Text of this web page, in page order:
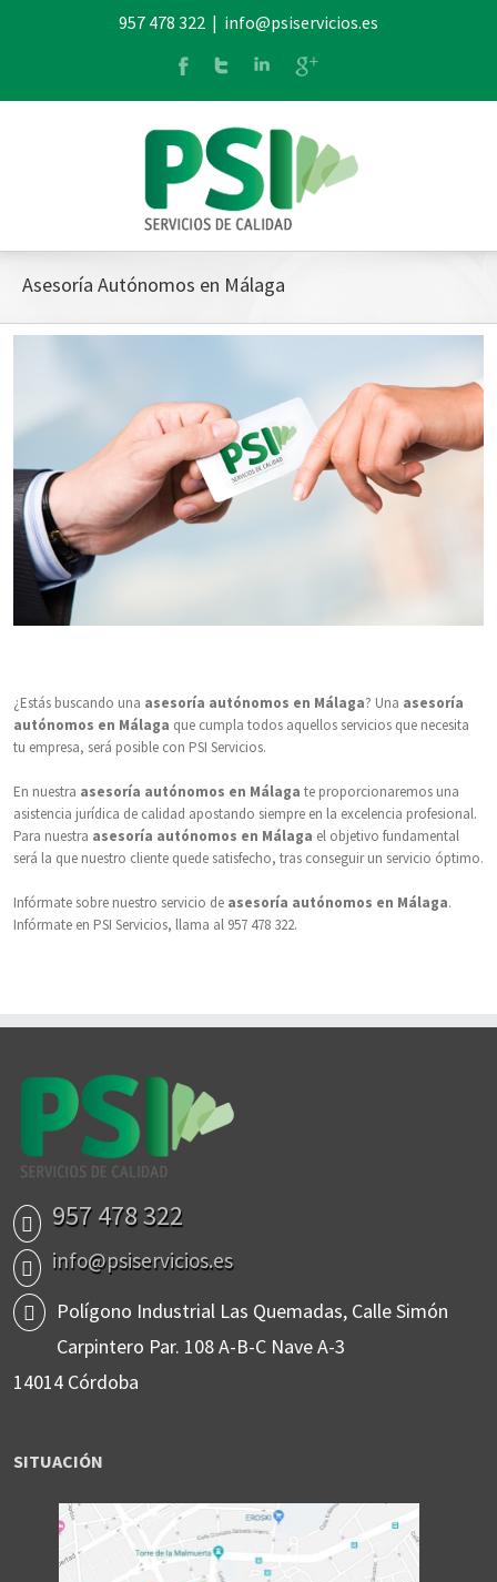
957 478 322 | info@psiservicios.es
Asesoría Autónomos en Málaga
¿Estás buscando una asesoría autónomos en Málaga? Una asesoría
autónomos en Málaga que cumpla todos aquellos servicios que necesita
tu empresa, será posible con PSI Servicios.
En nuestra asesoría autónomos en Málaga te proporcionaremos una
asistencia jurídica de calidad apostando siempre en la excelencia profesional.
Para nuestra asesoría autónomos en Málaga el objetivo fundamental
será la que nuestro cliente quede satisfecho, tras conseguir un servicio óptimo.
Infórmate sobre nuestro servicio de asesoría autónomos en Málaga.
Infórmate en PSI Servicios, llama al 957 478 322.
957 478 322
info@psiservicios.es
Polígono Industrial Las Quemadas, Calle Simón
Carpintero Par. 108 A-B-C Nave A-3
14014 Córdoba
SITUACIÓN